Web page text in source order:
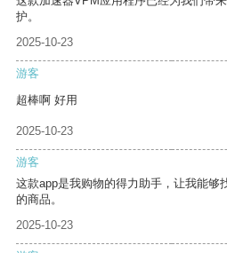
护。
2025-10-23
游客
超棒啊 好用
2025-10-23
游客
这款app是我购物的得力助手，让我能够
的商品。
2025-10-23